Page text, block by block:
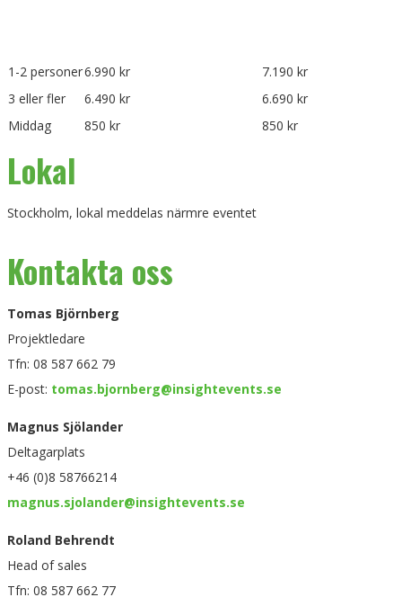
1-2 personer6.990 kr
7.190 kr
3 eller fler
6.490 kr
6.690 kr
Middag
850 kr 850 kr
Lokal
Stockholm, lokal meddelas närmre eventet
Kontakta oss
Tomas Björnberg
Projektledare
Tfn: 08 587 662 79
E-post: tomas.bjornberg@insightevents.se
Magnus Sjölander
Deltagarplats
+46 (0)8 58766214
magnus.sjolander@insightevents.se
Roland Behrendt
Head of sales
Tfn: 08 587 662 77